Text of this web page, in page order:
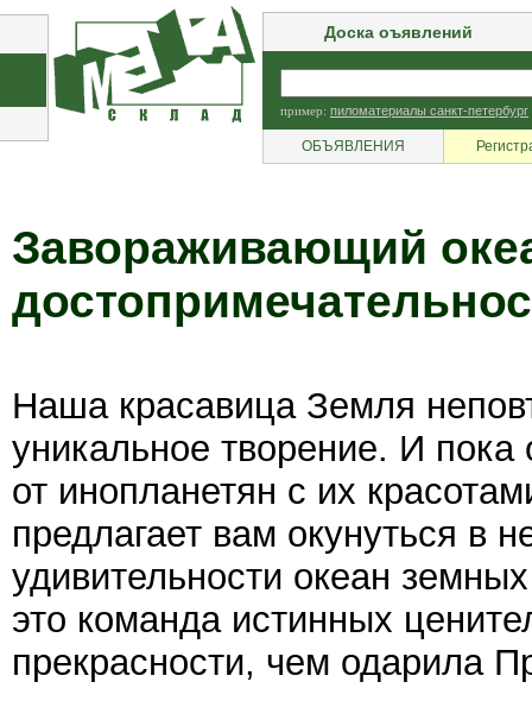
Доска оъявлений
пример: пиломатериалы санкт-петербург
ОБЪЯВЛЕНИЯ
Завораживающий
Наша красавица Земля
уникальное творение. И
от инопланетян с их
предлагает вам окунуться в
удивительности океан
это команда истинных
прекрасности, чем одарила